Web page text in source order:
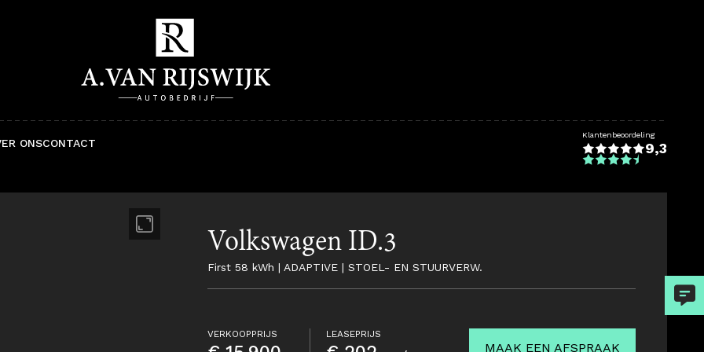
ONSCONTACT
Klantenbeoordeling
9,3
Volkswagen ID.3
First 58 kWh | ADAPTIVE | STOEL- EN STUURVERW.
VERKOOPPRIJS LEASEPRIJS
MAAK EEN AFSPRAAK